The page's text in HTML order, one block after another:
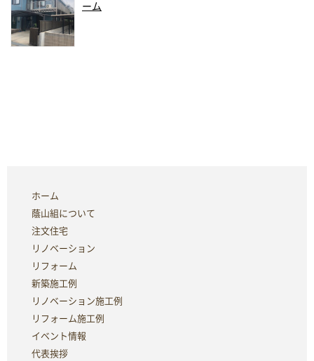
ーム
ホーム
蔭山組について
注文住宅
リノベーション
リフォーム
新築施工例
リノベーション施工例
リフォーム施工例
イベント情報
代表挨拶